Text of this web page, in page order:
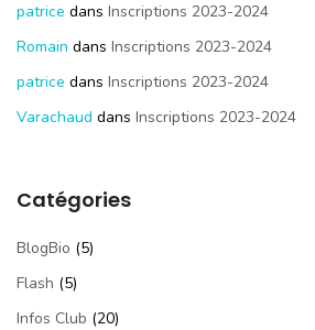
patrice dans Inscriptions 2023-2024
Romain dans Inscriptions 2023-2024
patrice dans Inscriptions 2023-2024
Varachaud dans Inscriptions 2023-2024
Catégories
BlogBio (5)
Flash (5)
Infos Club (20)